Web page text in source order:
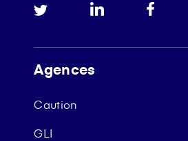
Agences
Caution
GLI